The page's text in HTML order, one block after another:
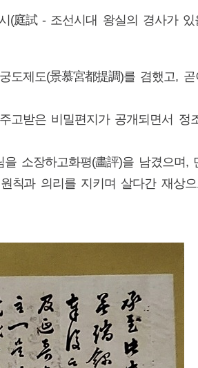
(庭試 - 조선시대 왕실의 경사가
도제도(景慕宮都提調)를 겸했고,
받은 비밀편지가 공개되면서 정
소장하고화평(畵評)을 남겼으며,
칙과 의리를 지키며 살다간 재상